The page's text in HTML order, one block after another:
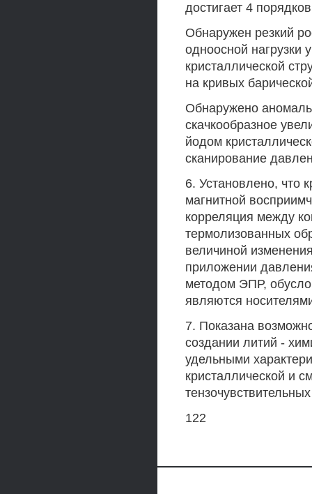
достигает 4
Обнаружен резкий
одноосной нагрузки
кристаллической
на кривых
Обнаружено
скачкообразное
йодом
сканирование
6. Установлено, что
магнитной
корреляция между
термолизованных
величиной
приложении
методом ЭПР,
являются
7. Показана
создании литий -
удельными
кристаллической и
122